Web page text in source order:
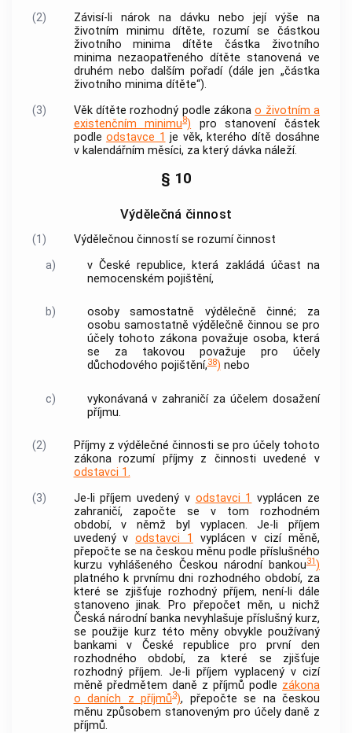
(2)
Závisí-li nárok na dávku nebo její výše na
životním minimu dítěte, rozumí se částkou
životního minima dítěte částka životního
minima nezaopatřeného dítěte stanovená ve
druhém nebo dalším pořadí (dále jen „částka
životního minima dítěte“).
(3)
Věk dítěte rozhodný podle zákonao životním a
existenčním minimu8) pro stanovení částek
podle odstavce 1 je věk, kterého dítě dosáhne
v kalendářním měsíci, za který dávka náleží.
§ 10
Výdělečná činnost
(1) Výdělečnou činnostíse rozumí činnost
a)
v České republice, která zakládá účast na
nemocenském pojištění,
b)
osoby samostatně výdělečně činné; za
osobu samostatně výdělečně činnou se pro
účely tohoto zákona považuje osoba, která
se za takovou považuje pro účely
důchodového pojištění,38) nebo
c)
vykonávaná v zahraničí za účelem dosažení
příjmu.
(2) Příjmy z výdělečné činnosti se pro účely tohoto
zákona rozumí příjmy z činnosti uvedené v
odstavci 1.
(3)
Je-li příjem uvedený v odstavci 1 vyplácen ze
zahraničí, započte se v tom rozhodném
období, v němž byl vyplacen. Je-li příjem
uvedený vodstavci 1
vyplácen v cizí měně,
přepočte se na českou měnu podle příslušného
kurzu vyhlášeného Českou národní bankou31)
platného k prvnímu dni rozhodného období, za
které se zjišťuje rozhodný příjem, není-li dále
stanoveno jinak. Pro přepočet měn, u nichž
Česká národní bankanevyhlašuje příslušný kurz,
se použije kurz této měny obvykle používaný
bankami v České republice pro první den
rozhodného období, za které se zjišťuje
rozhodný příjem. Je-li příjem vyplacený v cizí
měně předmětem daně z příjmů podle zákona
o daních z příjmů3), přepočte se na českou
měnu způsobem stanoveným pro účely daně z
příjmů.